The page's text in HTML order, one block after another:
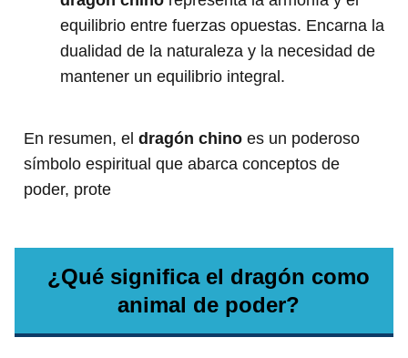
equilibrio entre fuerzas opuestas. Encarna la
dualidad de la naturaleza y la necesidad de
mantener un equilibrio integral.
En resumen, el dragón chino es un poderoso
símbolo espiritual que abarca conceptos de
poder, prote
¿Qué significa el dragón como
animal de poder?